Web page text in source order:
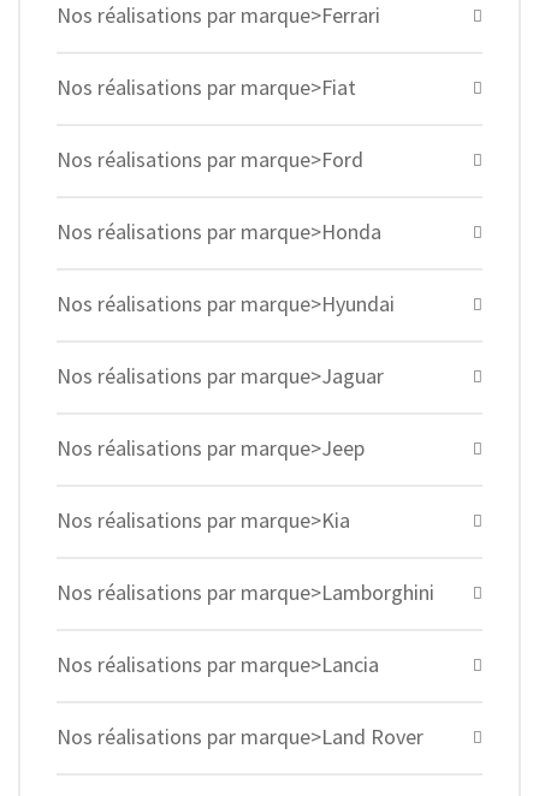
Nos réalisations par marque>Ferrari
Nos réalisations par marque>Fiat
Nos réalisations par marque>Ford
Nos réalisations par marque>Honda
Nos réalisations par marque>Hyundai
Nos réalisations par marque>Jaguar
Nos réalisations par marque>Jeep
Nos réalisations par marque>Kia
Nos réalisations par marque>Lamborghini
Nos réalisations par marque>Lancia
Nos réalisations par marque>Land Rover